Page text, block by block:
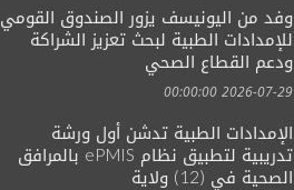
وفد من اليونيسف يزور الصندوق القومي
للإمدادات الطبية لبحث تعزيز الشراكة
ودعم القطاع الصحي
2026-07-29 00:00:00
الإمدادات الطبية تدشن أول ورشة
تدريبية لتطبيق نظام ePMIS بالمرافق
الصحية في (12) ولاية